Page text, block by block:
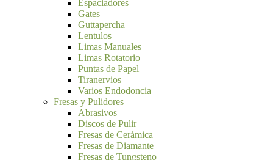
Espaciadores
Gates
Guttapercha
Lentulos
Limas Manuales
Limas Rotatorio
Puntas de Papel
Tiranervios
Varios Endodoncia
Fresas y Pulidores
Abrasivos
Discos de Pulir
Fresas de Cerámica
Fresas de Diamante
Fresas de Tungsteno